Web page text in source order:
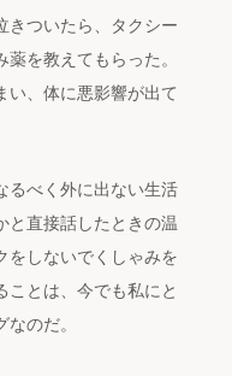
きついたら、タクシー
を教えてもらった。
い、体に悪影響が出て
るべく外に出ない生活
と直接話したときの温
をしないでくしゃみを
ことは、今でも私にと
のだ。